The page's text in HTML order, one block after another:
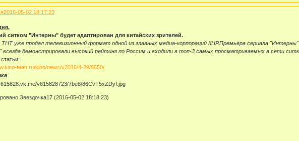
2016-05-02 18:17:23
ситком "Интерны" будет адаптирован для китайских зрителей.
ТНТ уже продал телевизионный формат одной из главных медиа-корпораций КНР.Премьера сериала
демонстрировали высокий рейтинг по Россим и входили в топ-3 самых просматриваемых в сети
teatr.ru/kino/news/y2016/4-29/8650/
Звездочка17 (2016-05-02 18:18:23)